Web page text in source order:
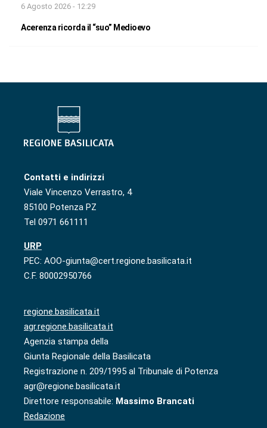
6 Agosto 2026 - 12:29
Acerenza ricorda il “suo” Medioevo
Contatti e indirizzi
Viale Vincenzo Verrastro, 4
85100 Potenza PZ
Tel 0971 661111
URP
PEC: AOO-giunta@cert.regione.basilicata.it
C.F. 80002950766
regione.basilicata.it
agr.regione.basilicata.it
Agenzia stampa della
Giunta Regionale della Basilicata
Registrazione n. 209/1995 al Tribunale di Potenza
agr@regione.basilicata.it
Direttore responsabile: Massimo Brancati
Redazione